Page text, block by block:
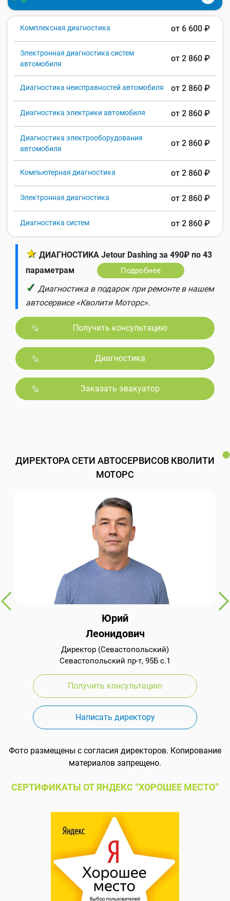
Комплексная диагностика от 6 600 ₽
Электронная диагностика систем
автомобиля
от 2 860 ₽
Диагностика неисправностей автомобиля от 2 860 ₽
Диагностика электрики автомобиля от 2 860 ₽
Диагностика электрооборудования
автомобиля
от 2 860 ₽
Компьютерная диагностика от 2 860 ₽
Электронная диагностика от 2 860 ₽
Диагностика систем от 2 860 ₽
★ ДИАГНОСТИКА Jetour Dashing за 490₽ по 43
параметрам
Подробнее
✓ Диагностика в подарок при ремонте в нашем
автосервисе «Кволити Моторс».
Получить консультацию
Диагностика
Заказать эвакуатор
ДИРЕКТОРА СЕТИ АВТОСЕРВИСОВ КВОЛИТИ
МОТОРС
Юрий
Леонидович
Директор (Севастопольский)
Севастопольский пр-т, 95Б с.1
Получить консультацию
Написать директору
Фото размещены с согласия директоров. Копирование
материалов запрещено.
СЕРТИФИКАТЫ ОТ ЯНДЕКС “ХОРОШЕЕ МЕСТО”